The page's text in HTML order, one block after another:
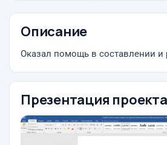
Описание
Оказал помощь в составлении и
Презентация проекта